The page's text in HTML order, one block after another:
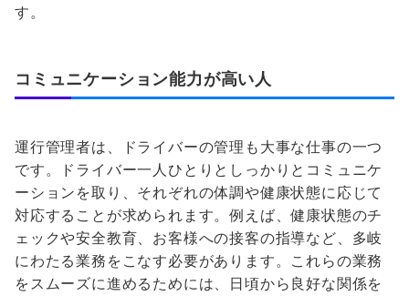
す。
コミュニケーション能力が高い人
運行管理者は、ドライバーの管理も大事な仕事の一つ
です。ドライバー一人ひとりとしっかりとコミュニケ
ーションを取り、それぞれの体調や健康状態に応じて
対応することが求められます。例えば、健康状態のチ
ェックや安全教育、お客様への接客の指導など、多岐
にわたる業務をこなす必要があります。これらの業務
をスムーズに進めるためには、日頃から良好な関係を